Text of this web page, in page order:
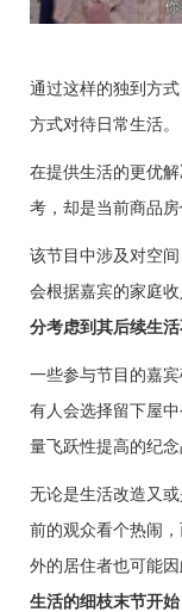
通过这样的独到方
方式对待日常生活。
在提供生活的更优
考，却是当前商品房
该节目中涉及对空
会根据嘉宾的家庭
分考虑到其后续生
一些参与节目的嘉
有人会选择留下屋
量飞跃性提高的纪念
无论是生活改造又
前的观众看个热闹
外的居住者也可能因
生活的细枝末节开始